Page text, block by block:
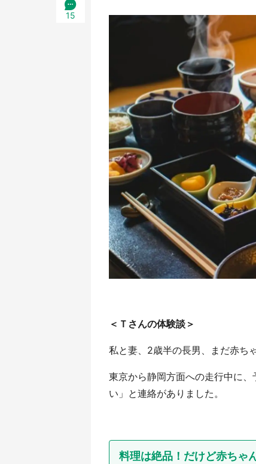
15
＜Ｔさんの体験談＞
私と妻、2歳半の長男、まだ赤ち
東京から静岡方面への走行中に
い」と連絡がありました。
料理は絶品！だけど赤ちゃ